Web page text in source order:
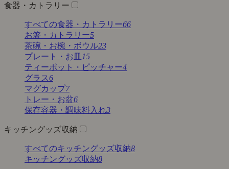
食器・カトラリー
すべての食器・カトラリー66
お箸・カトラリー5
茶碗・お椀・ボウル23
プレート・お皿 15
ティーポット・ピッチャー4
グラス6
マグカップ7
トレー・お盆6
保存容器・調味料入れ3
キッチングッズ収納
すべてのキッチングッズ収納8
キッチングッズ収納8